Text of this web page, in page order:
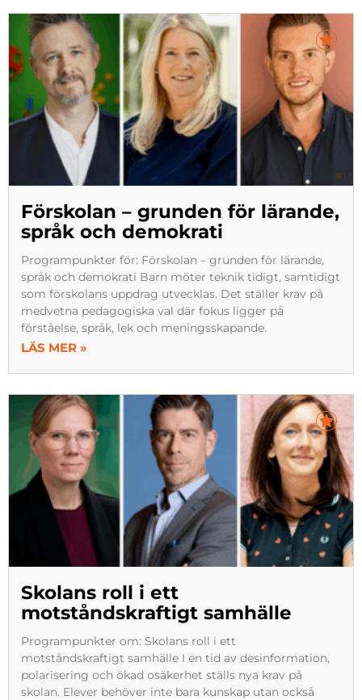
Förskolan – grunden för lärande,
språk och demokrati
Programpunkter för: Förskolan – grunden för lärande,
språk och demokrati Barn möter teknik tidigt, samtidigt
som förskolans uppdrag utvecklas. Det ställer krav på
medvetna pedagogiska val där fokus ligger på
förståelse, språk, lek och meningsskapande.
LÄS MER »
Skolans roll i ett
motståndskraftigt samhälle
Programpunkter om: Skolans roll i ett
motståndskraftigt samhälle I en tid av desinformation,
polarisering och ökad osäkerhet ställs nya krav på
skolan. Elever behöver inte bara kunskap utan också